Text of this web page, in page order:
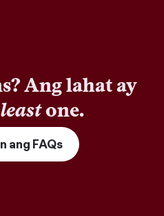
Ang lahat ay
one.
ang FAQs